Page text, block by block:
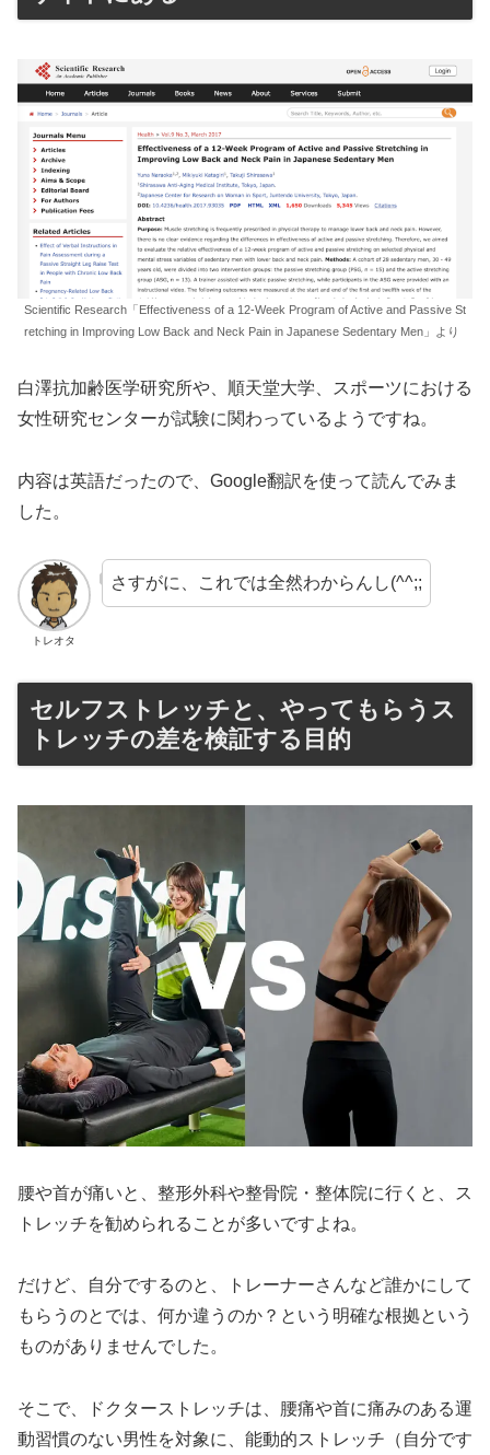
Scientific Research「Effectiveness of a 12-Week Program of Active and Passive St
retching in Improving Low Back and Neck Pain in Japanese Sedentary Men」より
白澤抗加齢医学研究所や、順天堂大学、スポーツにおける
女性研究センターが試験に関わっているようですね。
内容は英語だったので、Google翻訳を使って読んでみま
した。
トレオタ
さすがに、これでは全然わからんし(^^;;
セルフストレッチと、やってもらうス
トレッチの差を検証する目的
腰や首が痛いと、整形外科や整骨院・整体院に行くと、ス
トレッチを勧められることが多いですよね。
だけど、自分でするのと、トレーナーさんなど誰かにして
もらうのとでは、何か違うのか？という明確な根拠という
ものがありませんでした。
そこで、ドクターストレッチは、腰痛や首に痛みのある運
動習慣のない男性を対象に、能動的ストレッチ（自分です